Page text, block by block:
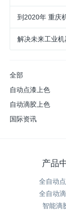
到2020年 重庆
解决未来工业
全部
自动点漆上色
自动滴胶上色
国际资讯
产品
全自动
全自动
智能滴